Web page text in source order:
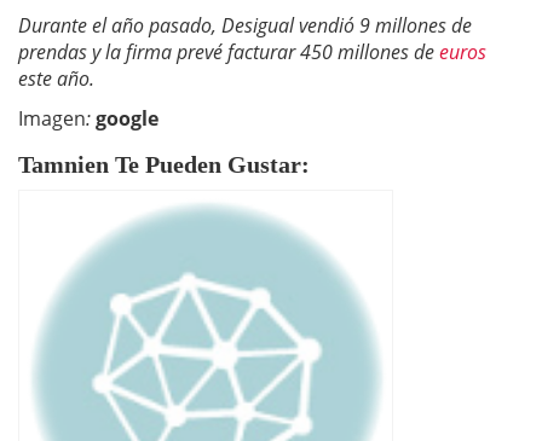
Durante el año pasado, Desigual vendió 9 millones de
prendas y la firma prevé facturar 450 millones deeuros
este año.
Imagen:google
Tamnien Te Pueden Gustar: